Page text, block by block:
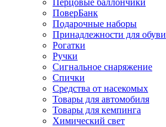
Перцовые баллончики
ПоверБанк
Подарочные наборы
Принадлежности для обуви
Рогатки
Ручки
Сигнальное снаряжение
Спички
Средства от насекомых
Товары для автомобиля
Товары для кемпинга
Химический свет